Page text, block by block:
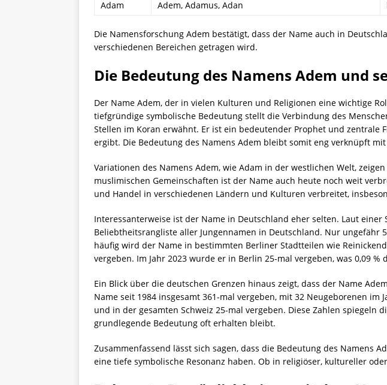
Adam
Adem, Adamus, Adan
Die Namensforschung Adem bestätigt, dass der Name auch in
verschiedenen Bereichen getragen wird.
Die Bedeutung des Namens Adem und
Der Name Adem, der in vielen Kulturen und Religionen eine wichtige
tiefgründige symbolische Bedeutung stellt die Verbindung des
Stellen im Koran erwähnt. Er ist ein bedeutender Prophet und zentrale
ergibt. Die Bedeutung des Namens Adem bleibt somit eng verknüpft
Variationen des Namens Adem, wie Adam in der westlichen Welt,
muslimischen Gemeinschaften ist der Name auch heute noch weit
und Handel in verschiedenen Ländern und Kulturen verbreitet,
Interessanterweise ist der Name in Deutschland eher selten. Laut
Beliebtheitsrangliste aller Jungennamen in Deutschland. Nur ungefähr
häufig wird der Name in bestimmten Berliner Stadtteilen wie
vergeben. Im Jahr 2023 wurde er in Berlin 25-mal vergeben, was 0,09
Ein Blick über die deutschen Grenzen hinaus zeigt, dass der Name
Name seit 1984 insgesamt 361-mal vergeben, mit 32 Neugeborenen
und in der gesamten Schweiz 25-mal vergeben. Diese Zahlen spiegeln
grundlegende Bedeutung oft erhalten bleibt.
Zusammenfassend lässt sich sagen, dass die Bedeutung des Namens
eine tiefe symbolische Resonanz haben. Ob in religiöser, kultureller